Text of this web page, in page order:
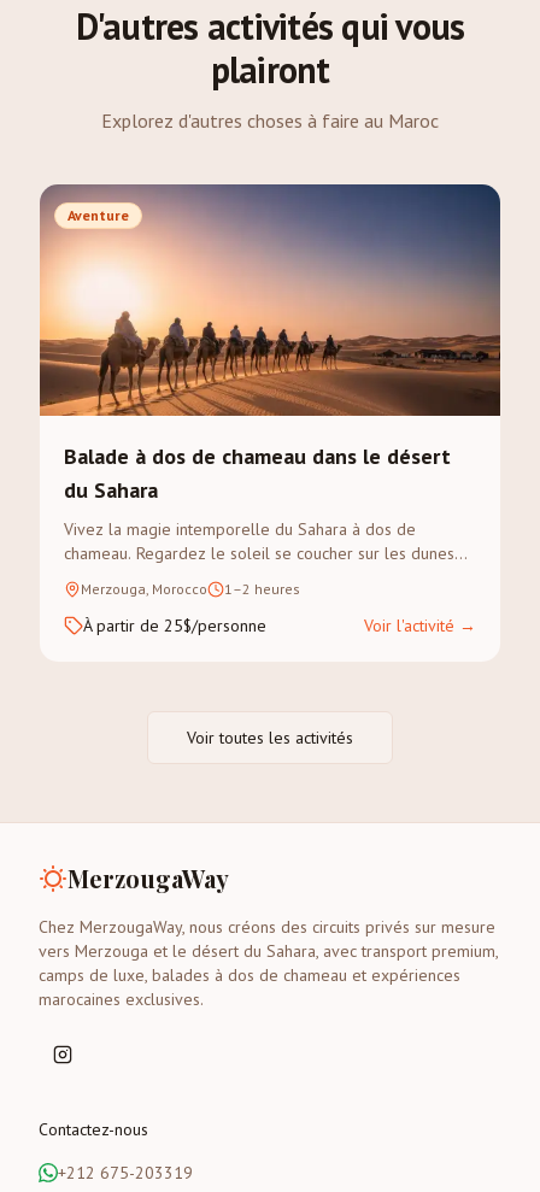
D'autres activités qui vous
plairont
Explorez d'autres choses à faire au Maroc
Aventure
Balade à dos de chameau dans le désert
du Sahara
Vivez la magie intemporelle du Sahara à dos de
chameau. Regardez le soleil se coucher sur les dunes
dorées de l'Erg Chebbi lors d'un trek guidé.
Merzouga, Morocco 1–2 heures
À partir de 25$/personne Voir l'activité →
Voir toutes les activités
MerzougaWay
Chez MerzougaWay, nous créons des circuits privés sur mesure
vers Merzouga et le désert du Sahara, avec transport premium,
camps de luxe, balades à dos de chameau et expériences
marocaines exclusives.
Contactez-nous
+212 675-203319